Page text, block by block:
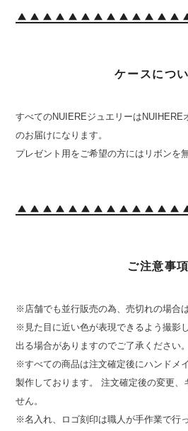
ケースにつ
すべてのNUIEREジュエリーはNUIHERE
のお届けになります。
プレゼント用をご希望の方にはリボンを
ご注意事項
※店舗でも並行販売の為、売切れの場合
※見た目に近い色が表現できるよう撮影
出る場合がありますのでご了承ください。
※すべての商品は注文確定後にハンドメ
製作しております。 注文確定後の変更、
せん。
※名入れ、ロゴ刻印は職人が手作業で行